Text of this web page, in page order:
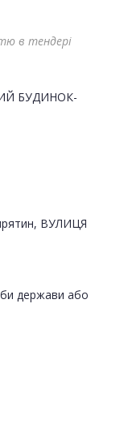
в тендері
БУДИНОК-
ВУЛИЦЯ
держави або